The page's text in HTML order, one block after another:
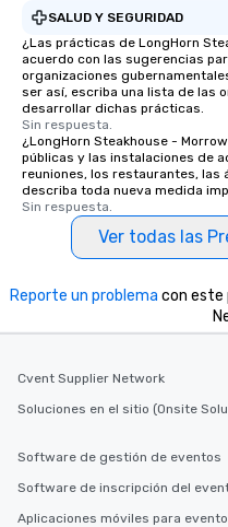
SALUD Y SEGURIDAD
¿Las prácticas de LongHorn
acuerdo con las sugerencias
organizaciones
ser así, escriba una lista de las
desarrollar dichas prácticas.
Sin respuesta.
¿LongHorn Steakhouse -
públicas y las instalaciones de
reuniones, los restaurantes, las
describa toda nueva medida
Sin respuesta.
Ver todas las
Reporte un problema con este
Cvent Supplier Network
Soluciones en el sitio (Onsite
Software de gestión de eventos
Software de inscripción del
Aplicaciones móviles para